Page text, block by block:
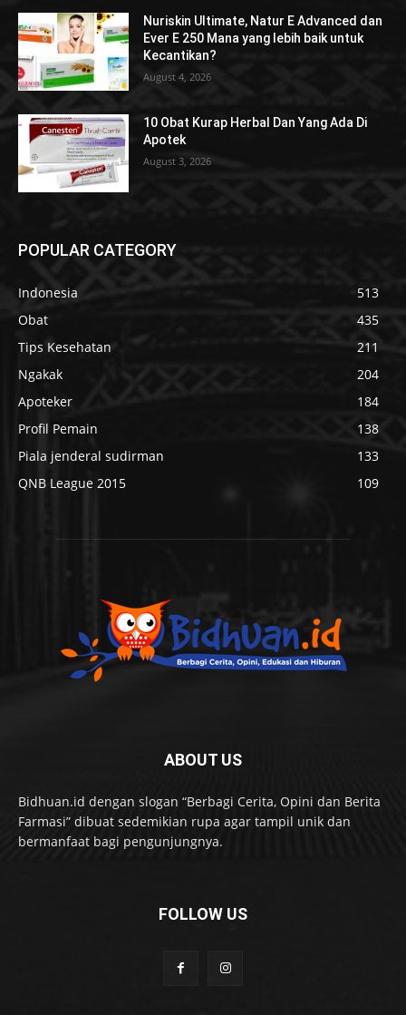
Nuriskin Ultimate, Natur E Advanced dan
Ever E 250 Mana yang lebih baik untuk
Kecantikan?
August 4, 2026
10 Obat Kurap Herbal Dan Yang Ada Di
Apotek
August 3, 2026
POPULAR CATEGORY
Indonesia
513
Obat
435
Tips Kesehatan
211
Ngakak
204
Apoteker
184
Profil Pemain
138
Piala jenderal sudirman
133
QNB League 2015
109
ABOUT US
Bidhuan.id dengan slogan “Berbagi Cerita, Opini dan Berita
Farmasi” dibuat sedemikian rupa agar tampil unik dan
bermanfaat bagi pengunjungnya.
FOLLOW US